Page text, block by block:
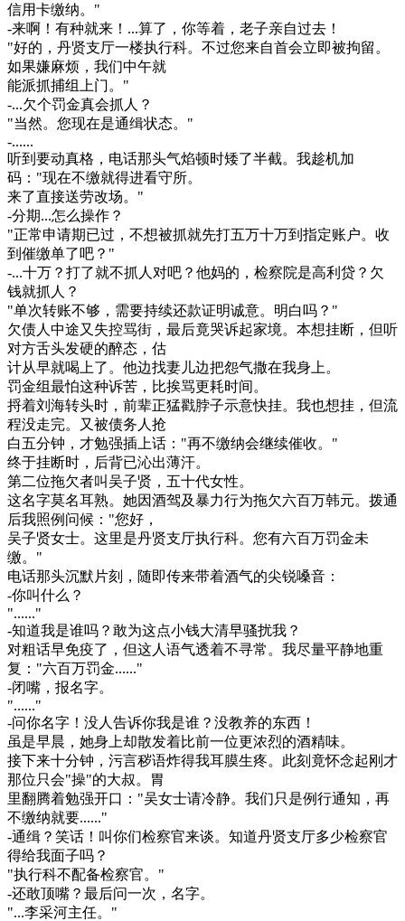
信用卡缴纳。"
-来啊！有种就来！...算了，你等着，老子亲自过去！
"好的，丹贤支厅一楼执行科。不过您来自首会立即被拘留。
如果嫌麻烦，我们中午就
能派抓捕组上门。"
-...欠个罚金真会抓人？
"当然。您现在是通缉状态。"
-......
听到要动真格，电话那头气焰顿时矮了半截。我趁机加
码："现在不缴就得进看守所。
来了直接送劳改场。"
-分期...怎么操作？
"正常申请期已过，不想被抓就先打五万十万到指定账户。收
到催缴单了吧？"
-...十万？打了就不抓人对吧？他妈的，检察院是高利贷？欠
钱就抓人？
"单次转账不够，需要持续还款证明诚意。明白吗？"
欠债人中途又失控骂街，最后竟哭诉起家境。本想挂断，但听
对方舌头发硬的醉态，估
计从早就喝上了。他边找妻儿边把怨气撒在我身上。
罚金组最怕这种诉苦，比挨骂更耗时间。
捋着刘海转头时，前辈正猛戳脖子示意快挂。我也想挂，但流
程没走完。又被债务人抢
白五分钟，才勉强插上话："再不缴纳会继续催收。"
终于挂断时，后背已沁出薄汗。
第二位拖欠者叫吴子贤，五十代女性。
这名字莫名耳熟。她因酒驾及暴力行为拖欠六百万韩元。拨通
后我照例问候："您好，
吴子贤女士。这里是丹贤支厅执行科。您有六百万罚金未
缴。"
电话那头沉默片刻，随即传来带着酒气的尖锐嗓音：
-你叫什么？
"......"
-知道我是谁吗？敢为这点小钱大清早骚扰我？
对粗话早免疫了，但这人语气透着不寻常。我尽量平静地重
复："六百万罚金......"
-闭嘴，报名字。
"......"
-问你名字！没人告诉你我是谁？没教养的东西！
虽是早晨，她身上却散发着比前一位更浓烈的酒精味。
接下来十分钟，污言秽语炸得我耳膜生疼。此刻竟怀念起刚才
那位只会"操"的大叔。胃
里翻腾着勉强开口："吴女士请冷静。我们只是例行通知，再
不缴纳就要......"
-通缉？笑话！叫你们检察官来谈。知道丹贤支厅多少检察官
得给我面子吗？
"执行科不配备检察官。"
-还敢顶嘴？最后问一次，名字。
"...李采河主任。"